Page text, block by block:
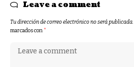
Leave a comment
Tu dirección de correo electrónico no será publicada.
marcados con*